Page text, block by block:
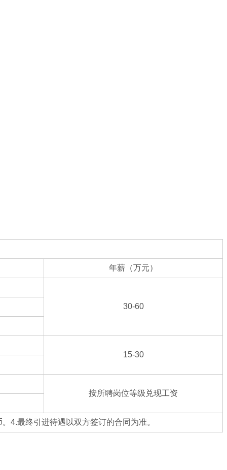
年薪（万元）
30-60
15-30
按所聘岗位等级兑现工资
4.最终引进待遇以双方签订的合同为准。